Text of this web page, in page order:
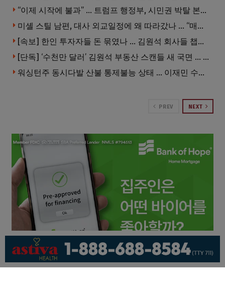
“이제 시작에 불과” … 트럼프 행정부, 시민권 박탈 본격화
미셸 스틸 남편, 대사 외교일정에 왜 따라갔나 … “매우 이례적”
[속보] 한인 투자자들 돈 묶였나 … 김원석 회사들 챕터7 강제파산·자진파산 잇따라 신청
[단독] ‘수천만 달러’ 김원석 부동산 스캔들 새 국면 … 한인 투자자들 소송 잇따라 ‘디폴트’ 절차
워싱턴주 동시다발 산불 통제불능 상태 … 이재민 수십만명
PREV NEXT